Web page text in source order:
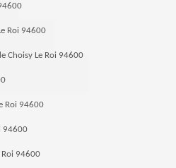
Roi 94600
Choisy Le Roi 94600
Roi 94600
94600
Roi 94600